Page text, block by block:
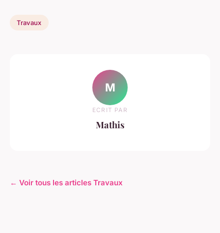
Travaux
M
ECRIT PAR
Mathis
← Voir tous les articles Travaux